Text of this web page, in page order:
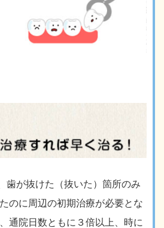
歯が抜けた（抜いた）箇所のみ
のに周辺の初期治療が必要とな
通院日数ともに３倍以上、時に